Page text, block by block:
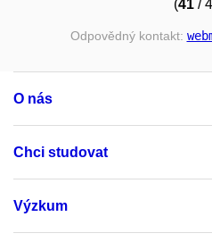
(41 /
Odpovědný kontakt:
O nás
Chci studovat
Výzkum